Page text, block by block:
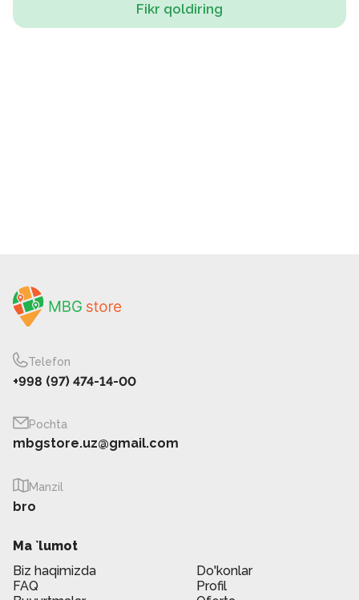
Fikr qoldiring
Telefon
+998 (97) 474-14-00
Pochta
mbgstore.uz@gmail.com
Manzil
bro
Ma `lumot
Biz haqimizda
Do'konlar
FAQ
Profil